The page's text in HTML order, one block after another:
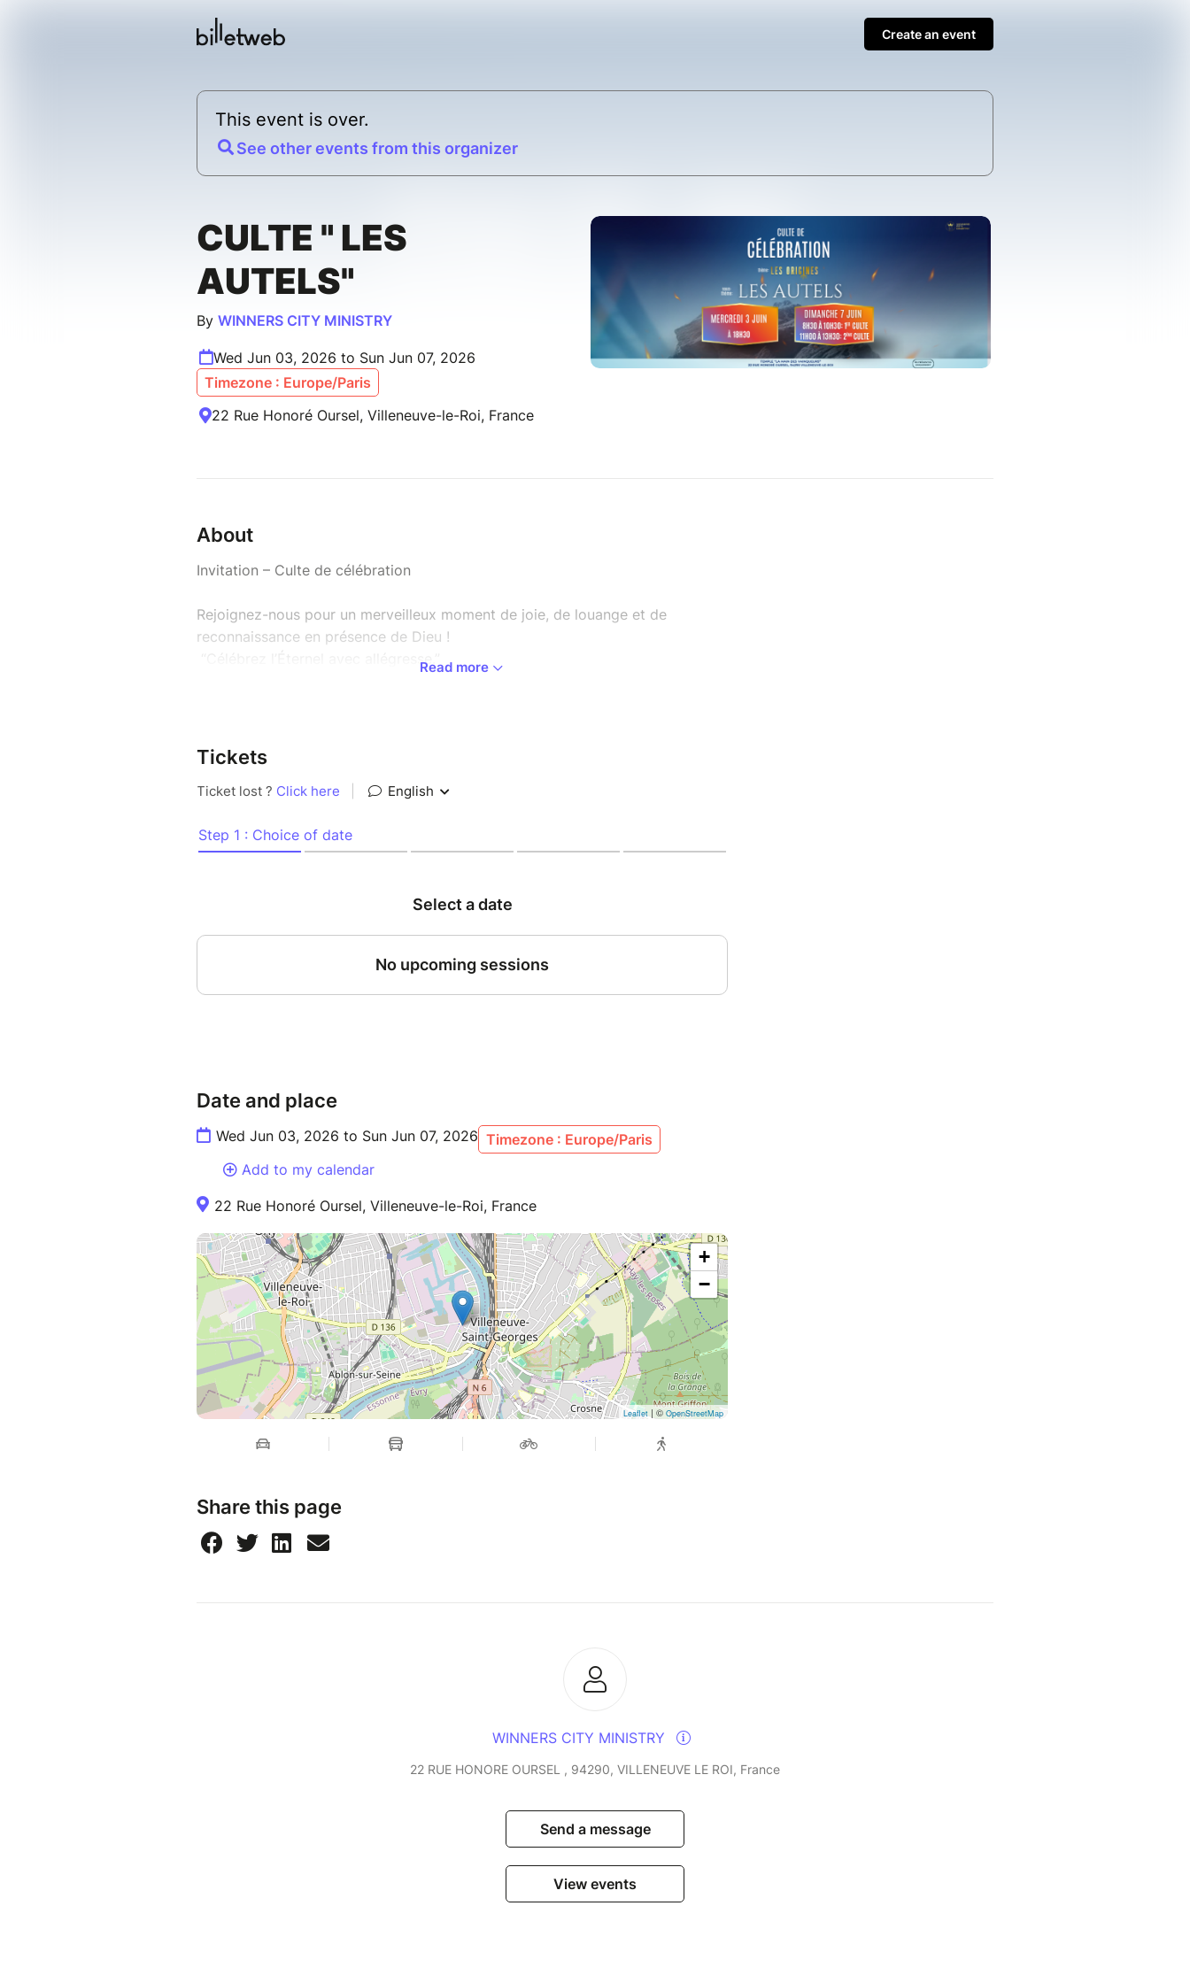
Create an event
This event is over.
See other events from this organizer
CULTE " LES
AUTELS"
By WINNERS CITY MINISTRY
Wed Jun 03, 2026 to Sun Jun 07, 2026
Timezone : Europe/Paris
22 Rue Honoré Oursel, Villeneuve-le-Roi, France
About
Invitation – Culte de célébration
Rejoignez-nous pour un merveilleux moment de joie, de louange et de
reconnaissance en présence de Dieu !
“Célébrez l’Éternel avec allégresse.”
22 rue Honore Oursel, Villeneuve-le-Roi
Venez avec vos proches pour partager un temps rempli de chants, de prière et
de paix et d’espérance.
Read more
Tickets
Date and place
Wed Jun 03, 2026 to Sun Jun 07, 2026 Timezone : Europe/Paris
Add to my calendar
22 Rue Honoré Oursel, Villeneuve-le-Roi, France
+
−
Leaflet | ©OpenStreetMap
Share this page
WINNERS CITY MINISTRY
22 RUE HONORE OURSEL , 94290, VILLENEUVE LE ROI, France
Send a message
View events